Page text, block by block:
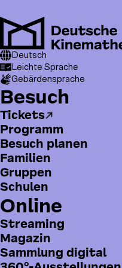
zum
Inhalt
T
o
p
m
e
n
u
Deutsch
Leichte Sprache
Gebärdensprache
H
a
u
p
t
m
e
n
ü
Besuch
Tickets
Programm
Besuch planen
Familien
Gruppen
Schulen
Online
Streaming
Magazin
Sammlung digital
Pfadnavigation
Kinemathek
I can see now
Blindheit im Kino